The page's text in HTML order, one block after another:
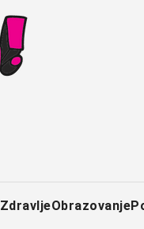
ZdravljeObrazovanje